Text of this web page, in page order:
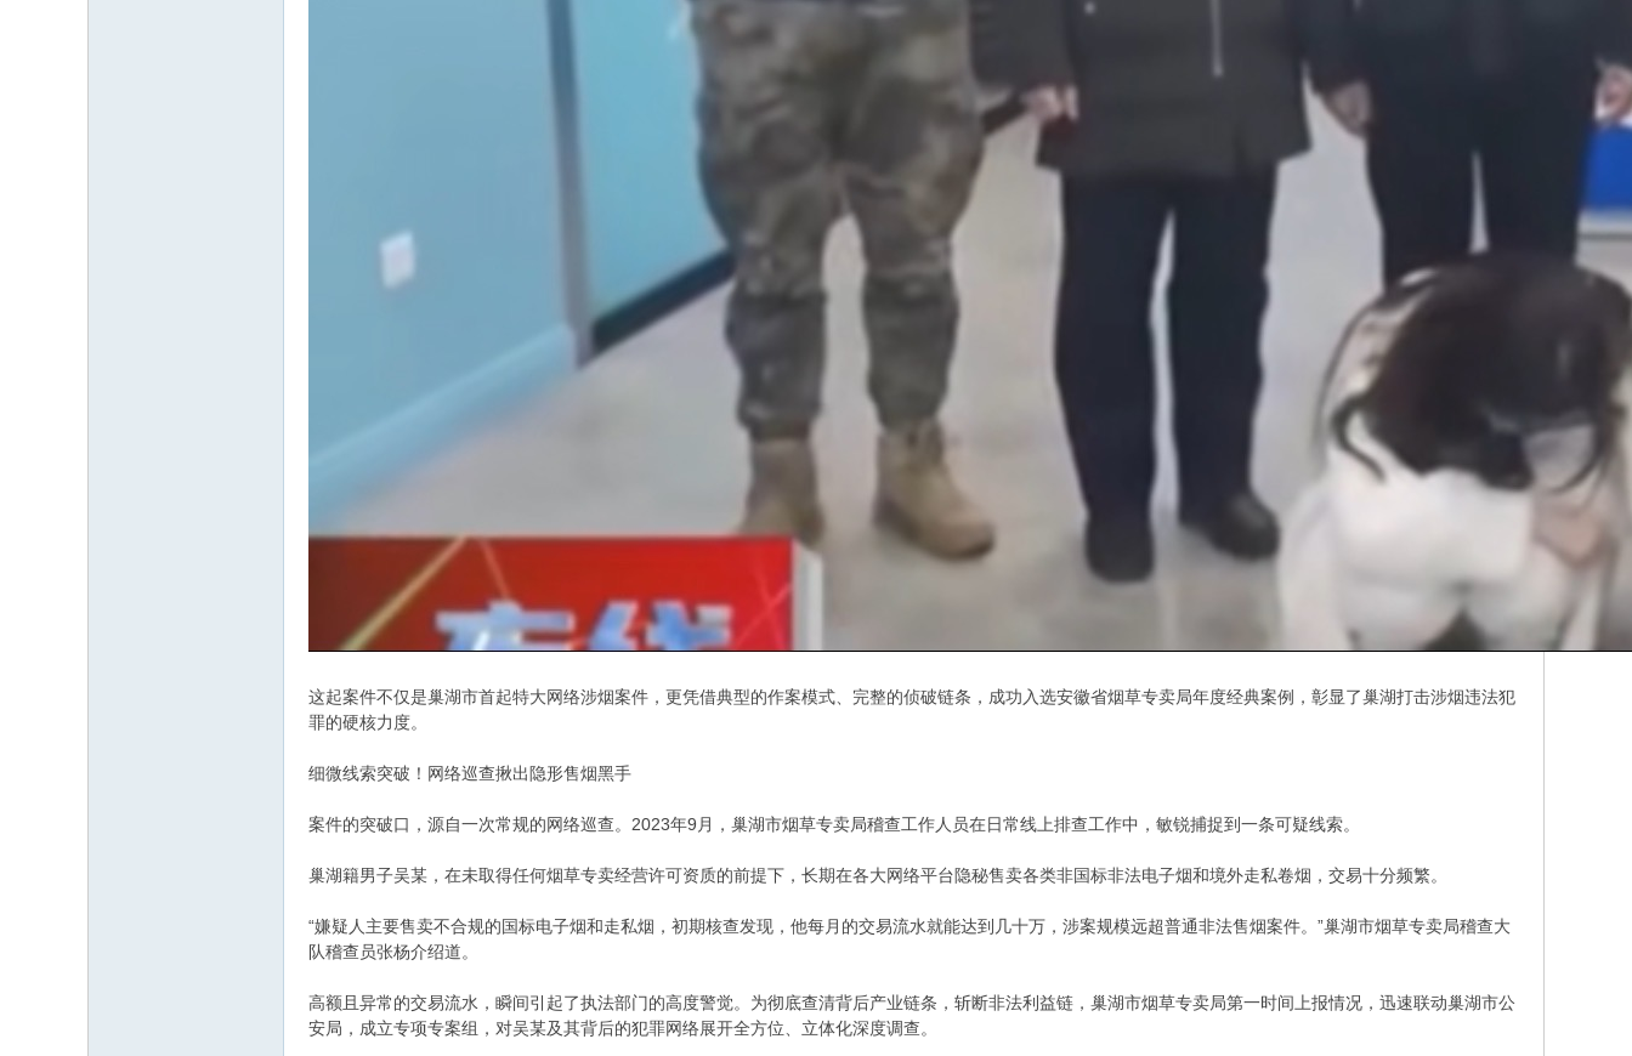
这起案件不仅是巢湖市首起特大网络涉烟案件，更凭借典型的作案模式、完整的侦破链条，成功入选安徽省烟草专卖局年度经典案例，彰显了巢湖打击涉烟违法犯
罪的硬核力度。
细微线索突破！网络巡查揪出隐形售烟黑手
案件的突破口，源自一次常规的网络巡查。2023年9月，巢湖市烟草专卖局稽查工作人员在日常线上排查工作中，敏锐捕捉到一条可疑线索。
巢湖籍男子吴某，在未取得任何烟草专卖经营许可资质的前提下，长期在各大网络平台隐秘售卖各类非国标非法电子烟和境外走私卷烟，交易十分频繁。
“嫌疑人主要售卖不合规的国标电子烟和走私烟，初期核查发现，他每月的交易流水就能达到几十万，涉案规模远超普通非法售烟案件。”巢湖市烟草专卖局稽查大
队稽查员张杨介绍道。
高额且异常的交易流水，瞬间引起了执法部门的高度警觉。为彻底查清背后产业链条，斩断非法利益链，巢湖市烟草专卖局第一时间上报情况，迅速联动巢湖市公
安局，成立专项专案组，对吴某及其背后的犯罪网络展开全方位、立体化深度调查。